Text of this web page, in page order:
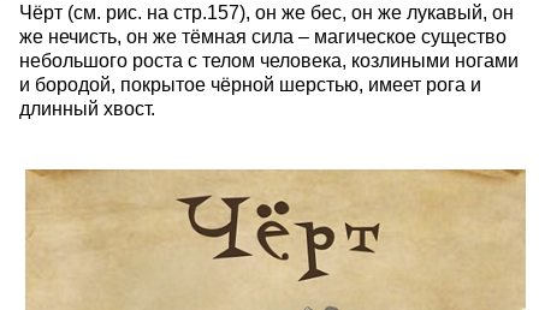
Чёрт (см. рис. на стр.157), он же бес, он же лукавый, он
же нечисть, он же тёмная сила – магическое существо
небольшого роста с телом человека, козлиными ногами
и бородой, покрытое чёрной шерстью, имеет рога и
длинный хвост.